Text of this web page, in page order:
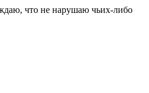
что не нарушаю чьих-либо